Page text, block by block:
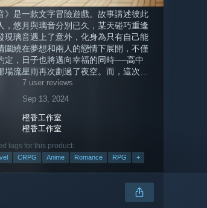
》是一款文字冒險遊戲。故事講述彼此
，悠月與璃音分別已久，某天碰巧重逢
現璃音遇上了意外，化身為只有自己能
圍繞在夢想和兩人的戀情下展開，不僅
定，日子也將邁向幸福的同時──高中
場流星雨再次劃過了夜空。而，這次的
？
7 user reviews
Sep 13, 2024
橙香工作室
橙香工作室
tags for this product:
CRPG Anime Romance RPG +